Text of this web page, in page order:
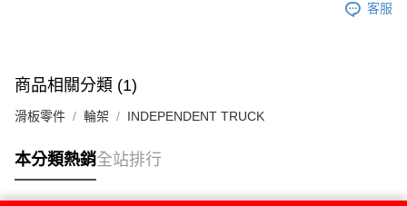
客服
商品相關分類 (1)
滑板零件 輪架 INDEPENDENT TRUCK
本分類熱銷全站排行